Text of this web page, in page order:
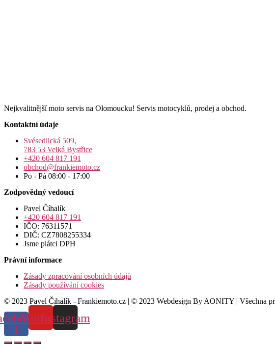
Nejkvalitnější moto servis na Olomoucku! Servis motocyklů, prodej a obchod.
Kontaktní údaje
Svésedlická 509,
783 53 Velká Bystřice
+420 604 817 191
obchod@frankiemoto.cz
Po - Pá 08:00 - 17:00
Zodpovědný vedoucí
Pavel Číhalík
+420 604 817 191
IČO: 76311571
DIČ: CZ7808255334
Jsme plátci DPH
Právní informace
Zásady zpracování osobních údajů
Zásady používání cookies
© 2023 Pavel Čihalík - Frankiemoto.cz | © 2023 Webdesign By AONITY | Všechna
f
YoutubeInstagram